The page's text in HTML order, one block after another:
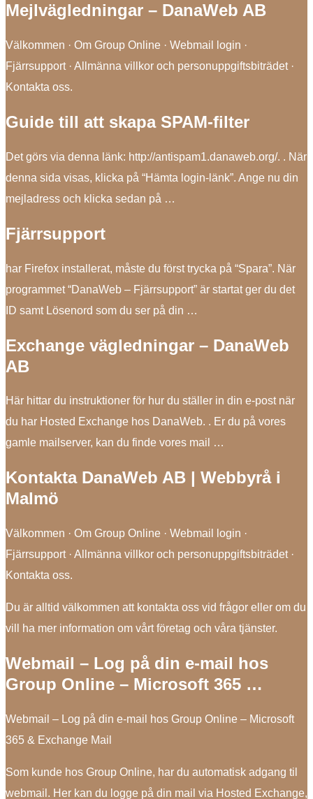
Mejlvägledningar – DanaWeb AB
Välkommen · Om Group Online · Webmail login ·
Fjärrsupport · Allmänna villkor och personuppgiftsbiträdet ·
Kontakta oss.
Guide till att skapa SPAM-filter
Det görs via denna länk: http://antispam1.danaweb.org/. ​. När
denna sida visas, klicka på “Hämta login-länk”. Ange nu din
mejladress och klicka sedan på …
Fjärrsupport
har Firefox installerat, måste du först trycka på “Spara”. När
programmet “DanaWeb – Fjärrsupport” är startat ger du det
ID samt Lösenord som du ser på din …
Exchange vägledningar – DanaWeb
AB
Här hittar du instruktioner för hur du ställer in din e-post när
du har Hosted Exchange hos DanaWeb. ​. Er du på vores
gamle mailserver, kan du finde vores mail …
Kontakta DanaWeb AB | Webbyrå i
Malmö
Välkommen · Om Group Online · Webmail login ·
Fjärrsupport · Allmänna villkor och personuppgiftsbiträdet ·
Kontakta oss.
Du är alltid välkommen att kontakta oss vid frågor eller om du
vill ha mer information om vårt företag och våra tjänster.
Webmail – Log på din e-mail hos
Group Online – Microsoft 365 …
Webmail – Log på din e-mail hos Group Online – Microsoft
365 & Exchange Mail
Som kunde hos Group Online, har du automatisk adgang til
webmail. Her kan du logge på din mail via Hosted Exchange,